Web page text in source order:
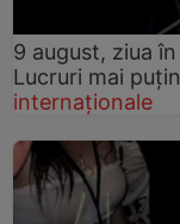
9 august, ziua
Lucruri mai
internaționale